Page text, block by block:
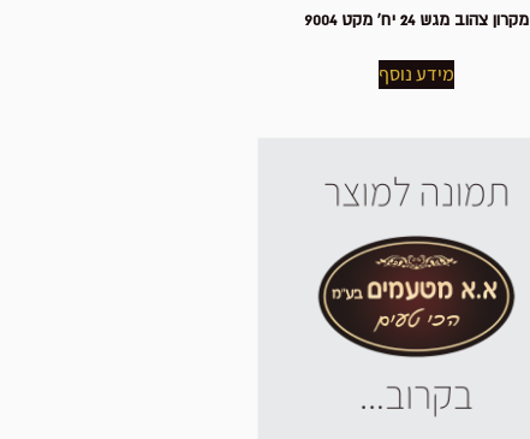
מקרון צהוב מגש 24 יח' מקט 9004
מידע נוסף